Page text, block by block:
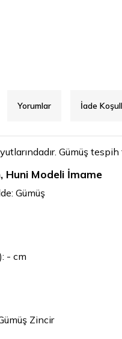
Yorumlar İade
Gümüş
Huni Modeli İmame
Gümüş
- cm
Zincir